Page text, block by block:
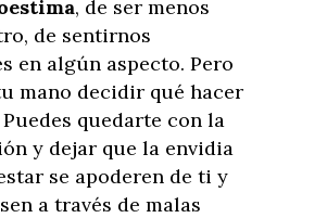
, de ser menos
de sentirnos
en algún aspecto. Pero
mano decidir qué hacer
quedarte con la
y dejar que la envidia
se apoderen de ti y
a través de malas